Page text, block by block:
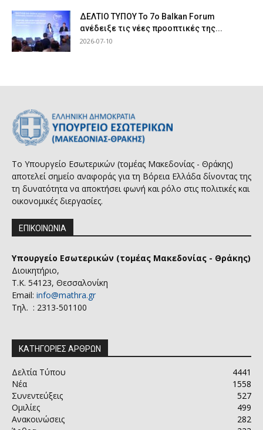
ΔΕΛΤΙΟ ΤΥΠΟΥ Το 7ο Balkan Forum
ανέδειξε τις νέες προοπτικές της...
2026-07-10
Το Υπουργείο Εσωτερικών (τομέας Μακεδονίας - Θράκης)
αποτελεί σημείο αναφοράς για τη Βόρεια Ελλάδα δίνοντας της
τη δυνατότητα να αποκτήσει φωνή και ρόλο στις πολιτικές και
οικονομικές διεργασίες.
ΕΠΙΚΟΙΝΩΝΙΑ
Υπουργείο Εσωτερικών (τομέας Μακεδονίας - Θράκης)
Διοικητήριο,
Τ.Κ. 54123, Θεσσαλονίκη
Email: info@mathra.gr
Τηλ. : 2313-501100
ΚΑΤΗΓΟΡΙΕΣ ΑΡΘΡΩΝ
Δελτία Τύπου
4441
Νέα
1558
Συνεντεύξεις
527
Ομιλίες
499
Ανακοινώσεις
282